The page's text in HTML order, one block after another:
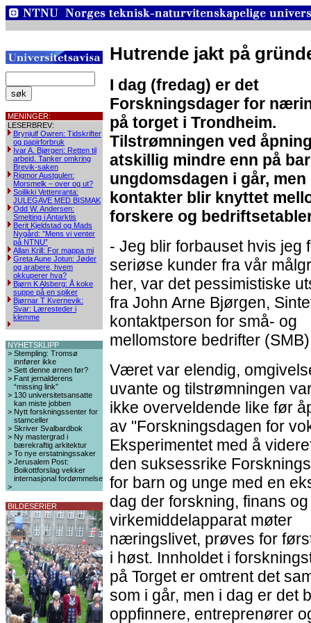
MENINGER:
LESERBREV:
Brynjulf Owren: Tidskrifter
og papirforbruk
Ivar A. Bjørgen: Retten til
arbeid. Tanker omkring
Brevik-saken
Rigmor Austgulen:
Morsmelk – over og ut?
Soilikki Vettenranta:
JULEGAVE MED BISMAK
Odd W. Andersen:
Smelting i Antarktis
Berit Kjeldstad og Mads
Nygård: ”Mens vi venter
på NTNU”
Allan Krill: For mappa mi
Greta Aune Jotun: Jøder
og arabere, hvem
okkuperer hva?
Bjørn K Alsberg: Å koke
suppe på en spiker
Bjørnar T Kvernevik:
Svar: Læresteder i
klemme
NYHETSKLIPP
> Stempling: Tromsø
innfører ikke
> Sett denne ørnen før?
> Fant jernalderens
“missing link”
> 130 universitetsansatte
kan miste jobben
> Nytt forskningssenter for
stamceller
> Skriver Svalbardbok
> Ny mastergrad i
bærekraftig arkitektur
> To nye erstatningssaker
> Jerusalem Post:
Boikottforslag vekker
internasjonal fordømmelse
>
BILDESERIER
Hutrende jakt på
I dag (fredag) er det
Forskningsdager for
på torget i Trondheim.
Tilstrømningen ved
atskillig mindre enn på
ungdomsdagen i går, men
kontakter blir knyttet
forskere og
- Jeg blir forbauset hvis jeg
seriøse kunder fra vår
her, var det pessimistiske
fra John Arne Bjørgen,
kontaktperson for små- og
mellomstore bedrifter
Været var elendig,
uvante og tilstrømningen
ikke overveldende like før
av "Forskningsdagen for
Eksperimentet med å
den suksessrike
for barn og unge med en
dag der forskning, finans og
virkemiddelapparat møter
næringslivet, prøves for
i høst. Innholdet i
på Torget er omtrent det
som i går, men i dag er det
oppfinnere, entreprenører